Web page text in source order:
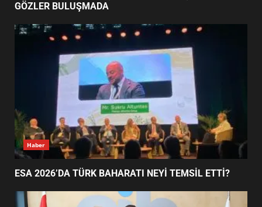
ESA 2026’DA TÜRK BAHARATI
NEYİ TEMSİL ETTİ?
3
EİB’DE KRİTİK ATAMA:
SÜRDÜRÜLEBİLİRLİKTE NE
DEĞİŞECEK?
FİNALİNDE NE BAŞARDI?
GÖZLER BULUŞMADA
Haber
ESA 2026’DA TÜRK BAHARATI NEYİ TEMSİL ETTİ?